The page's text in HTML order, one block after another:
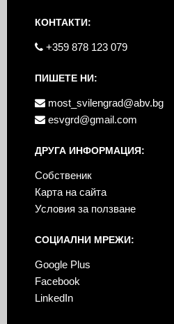
КОНТАКТИ:
+359 878 123 079
ПИШЕТЕ НИ:
most_svilengrad@abv.bg
esvgrd@gmail.com
ДРУГА ИНФОРМАЦИЯ:
Собственик
Карта на сайта
Условия за ползване
СОЦИАЛНИ МРЕЖИ:
Google Plus
Facebook
LinkedIn